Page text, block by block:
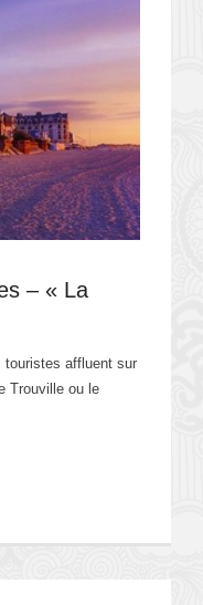
– « La
touristes affluent sur
Trouville ou le